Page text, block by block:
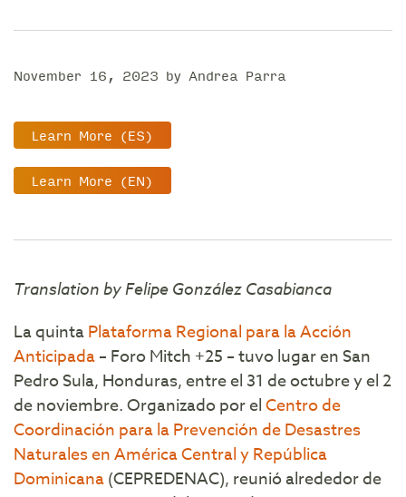
November 16, 2023 by Andrea Parra
Learn More (ES)
Learn More (EN)
Translation by Felipe González Casabianca
La quintaPlataforma Regional para la Acción
Anticipada– Foro Mitch +25 – tuvo lugar en San
Pedro Sula, Honduras, entre el 31 de octubre y el 2
de noviembre. Organizado por elCentro de
Coordinación para la Prevención de Desastres
Naturales en América Central y República
Dominicana(CEPREDENAC), reunió alrededor de